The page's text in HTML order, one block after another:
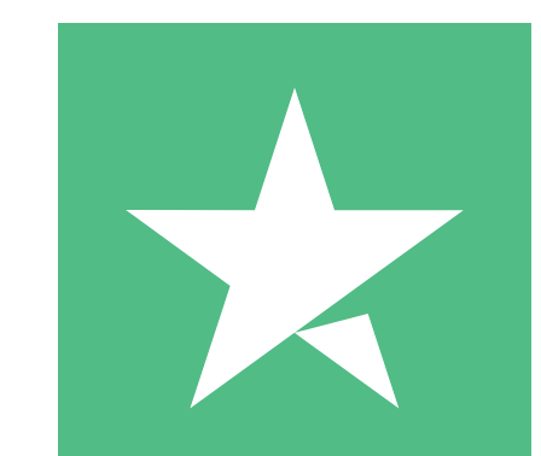
Packs de Crédits Individuels
Payez à l'utilisation avec des crédits de téléchargement. Sans
1 Téléchargement
10 00